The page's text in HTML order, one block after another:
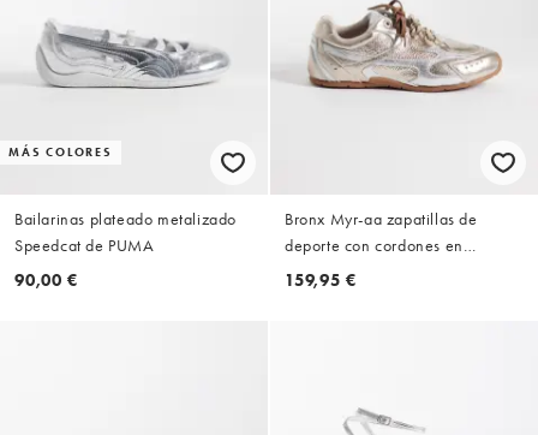
MÁS COLORES
Bailarinas plateado metalizado
Speedcat de PUMA
90,00 €
Bronx Myr-aa zapatillas de
deporte con cordones en
plateado
159,95 €